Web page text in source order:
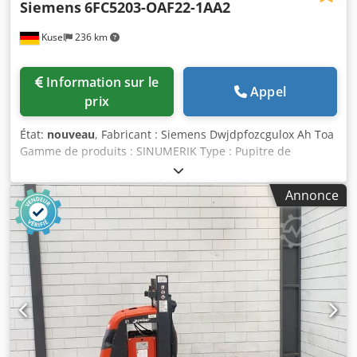
Kusel 236 km
Siemens6FC5203-OAF22-1AA2
prix
Appel
État: nouveau, Fabricant : Siemens Dwjdpfozcgulox Ah Toa
Gamme de produits : SINUMERIK Type : Pupitre de
commande de machine MCP 483 Numéro d’article :
6FC5203-0AF22-1AA2 Interface : MPI / PROFIBUS-DP
Largeur : 19 pouces Type de touches : Touches à
membrane Arrêt d’urgence : Bouton-poussoir d’arrêt
d’urgence de 22 mm
Annonce